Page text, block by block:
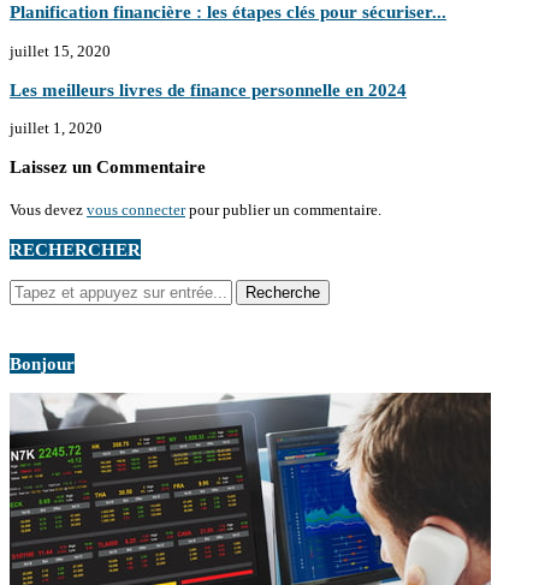
Planification financière : les étapes clés pour sécuriser...
juillet 15, 2020
Les meilleurs livres de finance personnelle en 2024
juillet 1, 2020
Laissez un Commentaire
Vous devez vous connecterpour publier un commentaire.
RECHERCHER
Bonjour